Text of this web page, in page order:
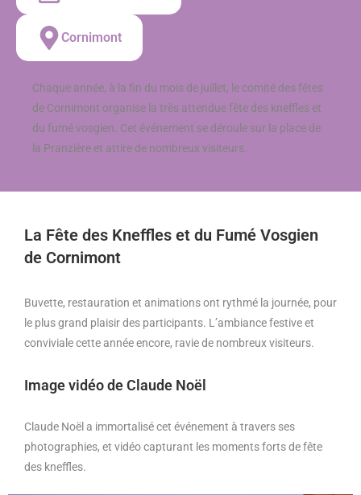
Cornimont
Chaque année, à la fin du mois de juillet, le comité des fêtes
de Cornimont organise la très attendue fête des kneffles et
du fumé vosgien. Cet événement se déroule sur la place de
la Pranzière et attire de nombreux visiteurs.
La Fête des Kneffles et du Fumé Vosgien
de Cornimont
Buvette, restauration et animations ont rythmé la journée, pour
le plus grand plaisir des participants. L’ambiance festive et
conviviale cette année encore, ravie de nombreux visiteurs.
Image vidéo de Claude Noël
Claude Noël a immortalisé cet événement à travers ses
photographies, et vidéo capturant les moments forts de fête
des kneffles.